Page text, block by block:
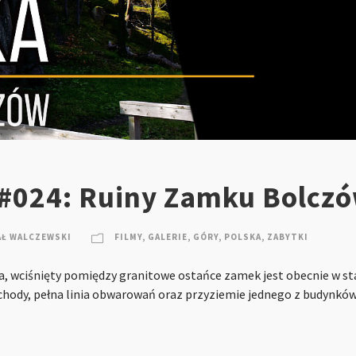
Ruiny Zamku
WALCZEWSKI FILMY, GALERIE, GÓRY, POLSKA, ZABYTKI
wciśnięty pomiędzy granitowe ostańce zamek jest obecnie w
pełna linia obwarowań oraz przyziemie jednego z